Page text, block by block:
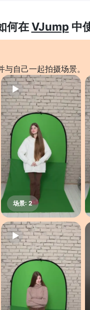
何在VJump 中
自己一起拍摄场景。